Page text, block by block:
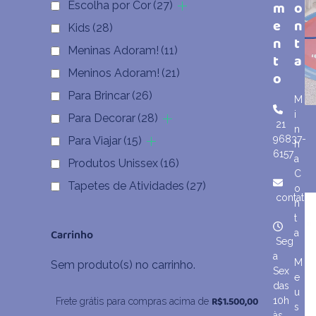
Escolha por Cor (27)
Kids (28)
Meninas Adoram! (11)
Meninos Adoram! (21)
Para Brincar (26)
Para Decorar (28)
Para Viajar (15)
Produtos Unissex (16)
Tapetes de Atividades (27)
Carrinho
Sem produto(s) no carrinho.
Frete grátis para compras acima de R$1.500,00
m
e
n
t
o
21
96837-
6157
Seg
a
Sex
das
10h
o
n
t
a
M
i
n
h
a
C
o
n
t
a
M
e
u
s